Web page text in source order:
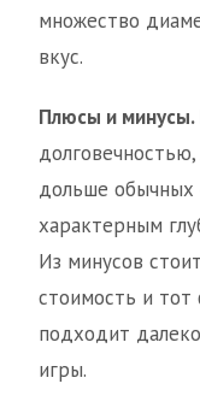
множество
вкус.
Плюсы и минусы.
дольше обычных
характерным
Из минусов
стоимость и тот
подходит
игры.